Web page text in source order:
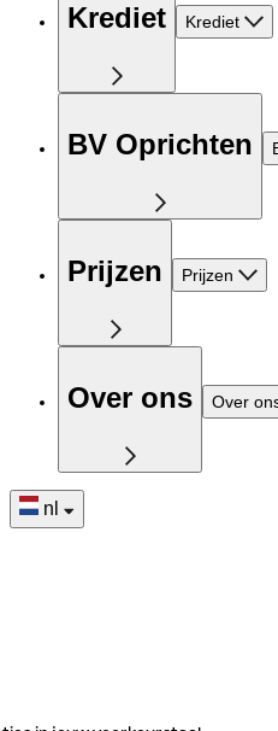
Krediet Krediet
BV Oprichten
Prijzen Prijzen
Over ons Over
nl